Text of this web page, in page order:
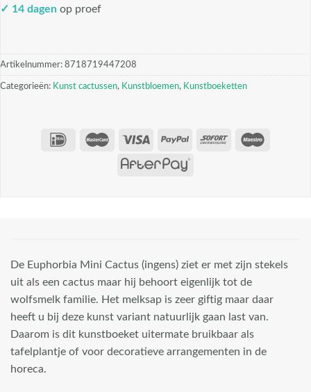
✓ 14 dagen op proef
Artikelnummer: 8718719447208
Categorieën: Kunst cactussen, Kunstbloemen, Kunstboeketten
De Euphorbia Mini Cactus (ingens) ziet er met zijn stekels
uit als een cactus maar hij behoort eigenlijk tot de
wolfsmelk familie. Het melksap is zeer giftig maar daar
heeft u bij deze kunst variant natuurlijk gaan last van.
Daarom is dit kunstboeket uitermate bruikbaar als
tafelplantje of voor decoratieve arrangementen in de
horeca.